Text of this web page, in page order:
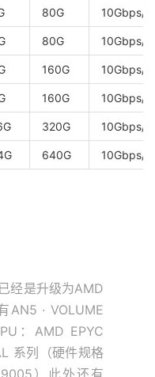
80G 10Gbps/
80G 10Gbps/
160G 10Gbps/
160G 10Gbps/
320G 10Gbps/
640G 10Gbps/
经是升级为AMD
AN5 · VOLUME
：AMD EPYC
系列（硬件规格